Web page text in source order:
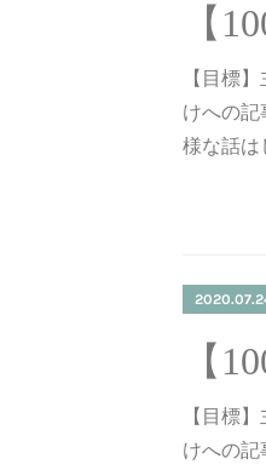
【目標
けへの
様な話
【目標
けへの